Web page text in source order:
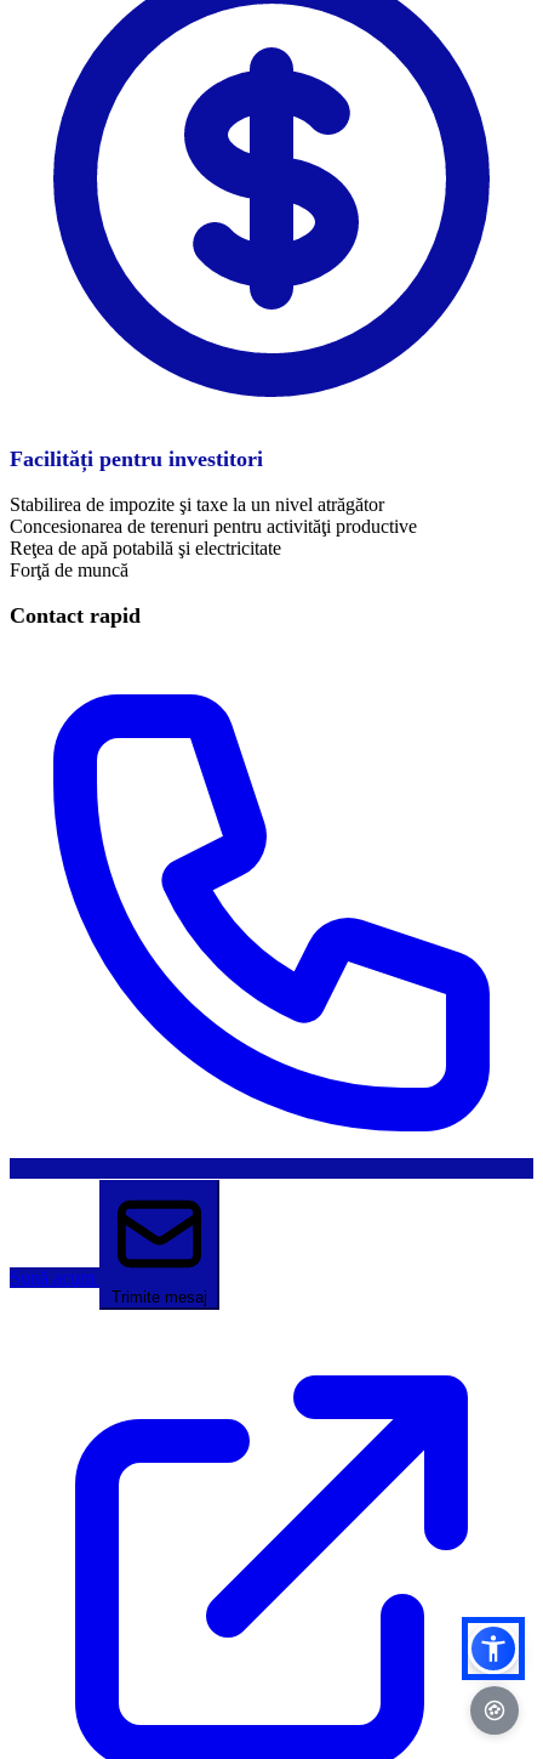
Facilități pentru investitori
Stabilirea de impozite şi taxe la un nivel atrăgător
Concesionarea de terenuri pentru activităţi productive
Reţea de apă potabilă şi electricitate
Forţă de muncă
Contact rapid
Sună acum
Trimite mesaj